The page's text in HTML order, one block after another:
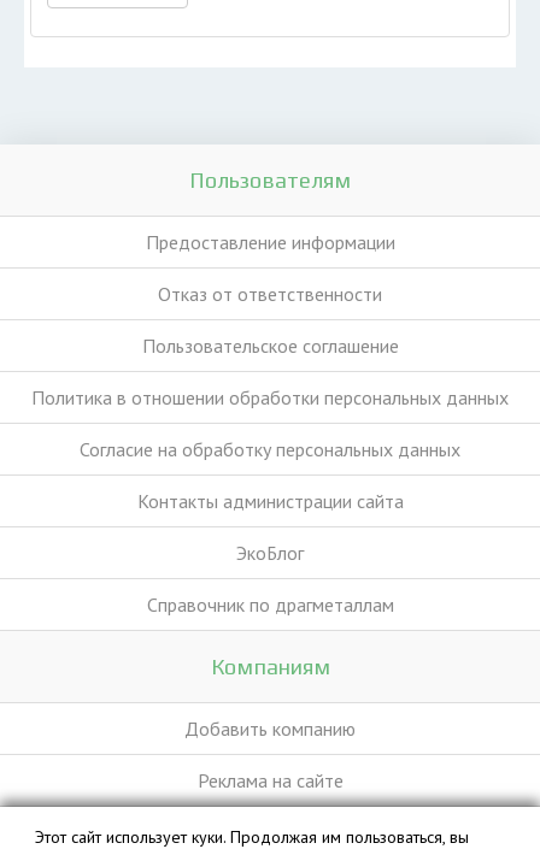
Пользователям
Предоставление информации
Отказ от ответственности
Пользовательское соглашение
Политика в отношении обработки персональных данных
Согласие на обработку персональных данных
Контакты администрации сайта
ЭкоБлог
Справочник по драгметаллам
Компаниям
Добавить компанию
Реклама на сайте
Этот сайт использует куки. Продолжая им пользоваться, вы